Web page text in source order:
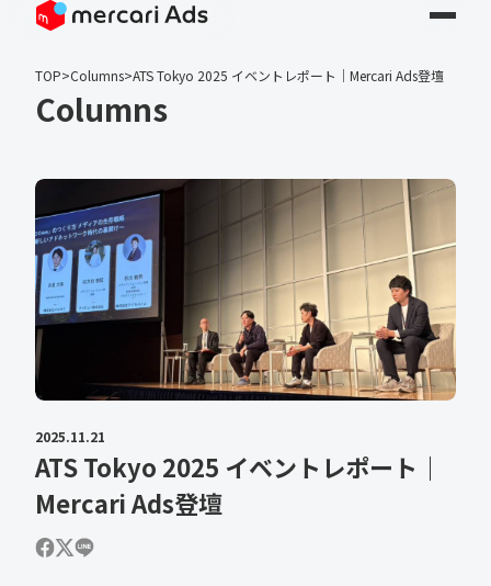
TOP>Columns>ATS Tokyo 2025 イベントレポート｜Mercari Ads登壇
Columns
2025.11.21
ATS Tokyo 2025 イベントレポート｜
Mercari Ads登壇